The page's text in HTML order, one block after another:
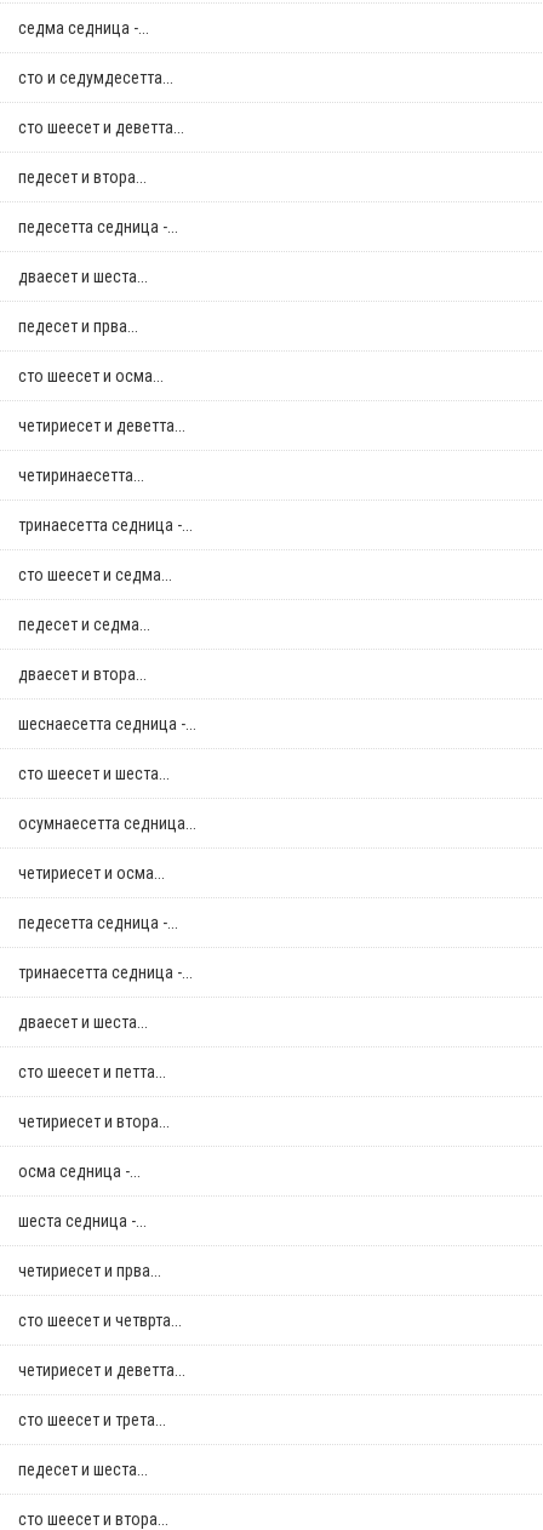
седма седница -...
сто и седумдесетта...
сто шеесет и деветта...
педесет и втора...
педесетта седница -...
дваесет и шеста...
педесет и прва...
сто шеесет и осма...
четириесет и деветта...
четиринаесетта...
тринаесетта седница -...
сто шеесет и седма...
педесет и седма...
дваесет и втора...
шеснаесетта седница -...
сто шеесет и шеста...
осумнaесетта седница...
четириесет и осма...
педесетта седница -...
тринаесетта седница -...
дваесет и шеста...
сто шеесет и петта...
четириесет и втора...
осма седница -...
шеста седница -...
четириесет и прва...
сто шеесет и четврта...
четириесет и деветта...
сто шеесет и трета...
педесет и шеста...
сто шеесет и втора...